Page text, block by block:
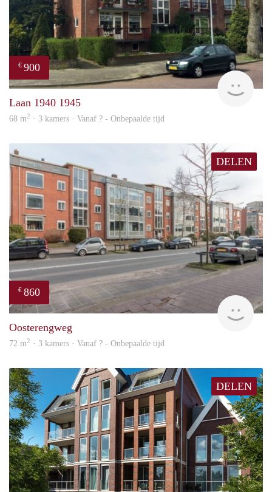
€ 900
Laan 1940 1945
68 m2 · 3 kamers · Vanaf ? - Onbepaalde tijd
DELEN
€ 860
rent
Oosterengweg
72 m2 · 3 kamers · Vanaf ? - Onbepaalde tijd
DELEN